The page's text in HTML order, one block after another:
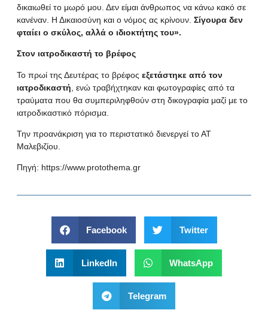
δικαιωθεί το μωρό μου. Δεν είμαι άνθρωπος να κάνω κακό σε
κανέναν. Η Δικαιοσύνη και ο νόμος ας κρίνουν. Σίγουρα δεν
φταίει ο σκύλος, αλλά ο ιδιοκτήτης του».
Στον ιατροδικαστή το βρέφος
Το πρωί της Δευτέρας το βρέφος εξετάστηκε από τον
ιατροδικαστή , ενώ τραβήχτηκαν και φωτογραφίες από τα
τραύματα που θα συμπεριληφθούν στη δικογραφία μαζί με το
ιατροδικαστικό πόρισμα.
Την προανάκριση για το περιστατικό διενεργεί το ΑΤ
Μαλεβιζίου.
Πηγή: https://www.protothema.gr
Facebook Twitter
LinkedIn WhatsApp
Telegram